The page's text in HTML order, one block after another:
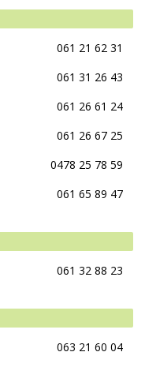
061 21 62 31
061 31 26 43
061 26 61 24
061 26 67 25
0478 25 78 59
061 65 89 47
061 32 88 23
063 21 60 04